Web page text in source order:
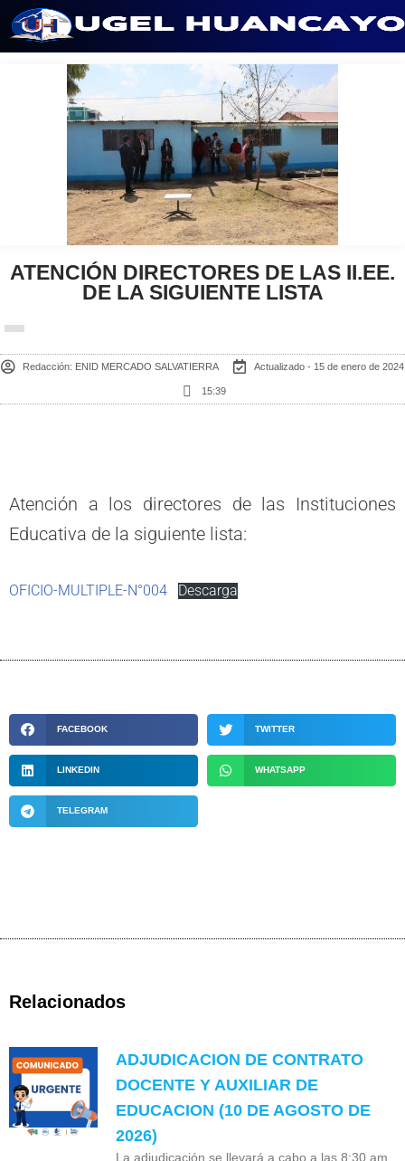
contenido
ATENCIÓN DIRECTORES DE LAS II.EE.
DE LA SIGUIENTE LISTA
Redacción: ENID MERCADO SALVATIERRA Actualizado - 15 de enero de 2024
15:39
Atención a los directores de las Instituciones
Educativa de la siguiente lista:
OFICIO-MULTIPLE-N°004 Descarga
FACEBOOK TWITTER
LINKEDIN WHATSAPP
TELEGRAM
Relacionados
ADJUDICACION DE CONTRATO
DOCENTE Y AUXILIAR DE
EDUCACION (10 DE AGOSTO DE
2026)
La adjudicación se llevará a cabo a las 8:30 am.